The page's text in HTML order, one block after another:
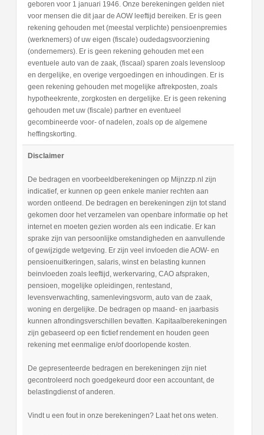
geboren voor 1 januari 1946. Onze berekeningen gelden niet
voor mensen die dit jaar de AOW leeftijd bereiken. Er is geen
rekening gehouden met (meestal verplichte) pensioenpremies
(werknemers) of uw eigen (fiscale) oudedagsvoorziening
(ondernemers). Er is geen rekening gehouden met een
eventuele auto van de zaak, (fiscaal) sparen zoals levensloop
en dergelijke, en overige vergoedingen en inhoudingen. Er is
geen rekening gehouden met mogelijke aftrekposten, zoals
hypotheekrente, zorgkosten en dergelijke. Er is geen rekening
gehouden met uw (fiscale) partner en eventueel
gecombineerde voor- of nadelen, zoals op de algemene
heffingskorting.
Disclaimer
De bedragen en voorbeeldberekeningen op Mijnzzp.nl zijn
indicatief, er kunnen op geen enkele manier rechten aan
worden ontleend. De bedragen en berekeningen zijn tot stand
gekomen door het verzamelen van openbare informatie op het
internet en moeten gezien worden als een indicatie. Er kan
sprake zijn van persoonlijke omstandigheden en aanvullende
of gewijzigde wetgeving. Er zijn veel invloeden die AOW- en
pensioenuitkeringen, salaris, winst en belasting kunnen
beinvloeden zoals leeftijd, werkervaring, CAO afspraken,
pensioen, mogelijke opleidingen, rentestand,
levensverwachting, samenlevingsvorm, auto van de zaak,
woning en dergelijke. De bedragen op maand- en jaarbasis
kunnen afrondingsverschillen bevatten. Kapitaalberekeningen
zijn gebaseerd op een fictief rendement en houden geen
rekening met eenmalige en/of doorlopende kosten.
De gepresenteerde bedragen en berekeningen zijn niet
gecontroleerd noch goedgekeurd door een accountant, de
belastingdienst of anderen.
Vindt u een fout in onze berekeningen? Laat het ons weten.